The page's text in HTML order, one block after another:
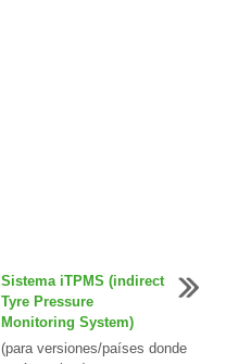
Sistema iTPMS (indirect
Tyre Pressure
Monitoring System)
(para versiones/países donde